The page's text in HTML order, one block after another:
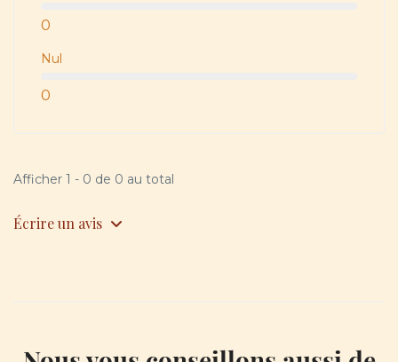
0
Nul
0
Afficher 1 - 0 de 0 au total
Écrire un avis